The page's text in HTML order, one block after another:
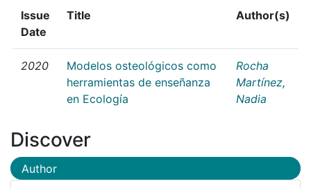
Issue
Date
Title Author(s)
2020
Modelos osteológicos como
herramientas de enseñanza
en Ecología
Rocha
Martínez,
Nadia
Discover
Author